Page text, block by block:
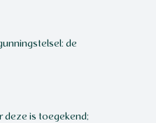
de
deze is toegekend;